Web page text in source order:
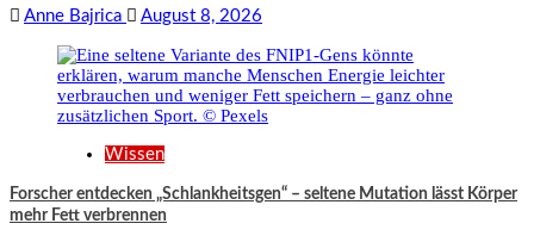
Anne Bajrica August 8, 2026
Wissen
Forscher entdecken „Schlankheitsgen“ – seltene Mutation lässt Körper
mehr Fett verbrennen